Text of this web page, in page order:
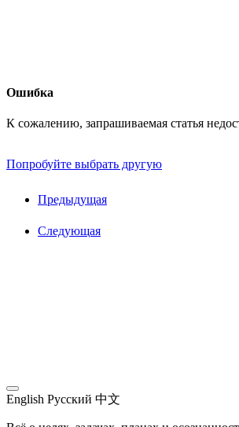
Ошибка
К сожалению, запрашиваемая статья
Попробуйте выбрать другую
Предыдущая
Следующая
English Русский 中文